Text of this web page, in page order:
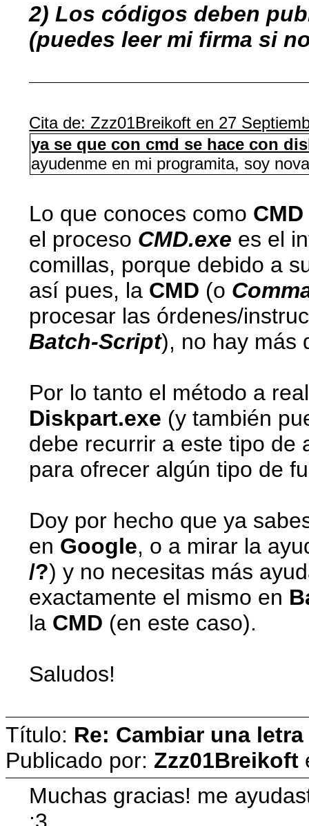
2) Los códigos deben
(puedes leer mi firma si
Cita de: Zzz01Breikoft en 27
ya se que con cmd se hace con
ayudenme en mi programita, soy
Lo que conoces como
el proceso CMD.exe es el
comillas, porque debido a
así pues, la CMD (o
procesar las órdenes/
Batch-Script), no hay más
Por lo tanto el método a
Diskpart.exe (y también
debe recurrir a este tipo de
para ofrecer algún tipo de
Doy por hecho que ya
en Google, o a mirar la
/?) y no necesitas más
exactamente el mismo en
la CMD (en este caso).
Saludos!
Título: Re: Cambiar una
Publicado por: Zzz01Breikoft
Muchas gracias! me